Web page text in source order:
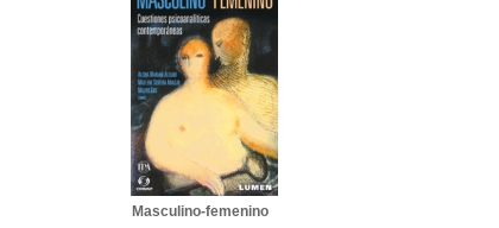
Masculino-femenino